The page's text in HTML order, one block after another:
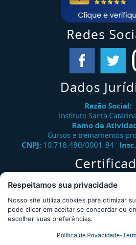
Redes
Dados
Razão Social:
Instituto Santa
Ramo de
Cursos e treinamentos
CNPJ: 10.718.480/0001-84
Verifique a autenticidade de
Instituto Santa
Consultar
Respeitamos sua privacidade
Nosso site utiliza cookies para otimizar
pode clicar em aceitar se concordar ou
escolher suas preferências.
Política de Privacidade-